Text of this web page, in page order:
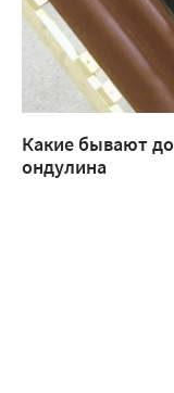
Какие бывают
ондулина